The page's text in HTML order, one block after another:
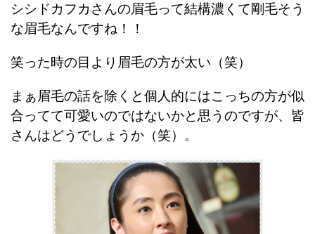
シシドカフカさんの眉毛って結構濃くて剛毛そう
な眉毛なんですね！！
笑った時の目より眉毛の方が太い（笑）
まぁ眉毛の話を除くと個人的にはこっちの方が似
合ってて可愛いのではないかと思うのですが、皆
さんはどうでしょうか（笑）。